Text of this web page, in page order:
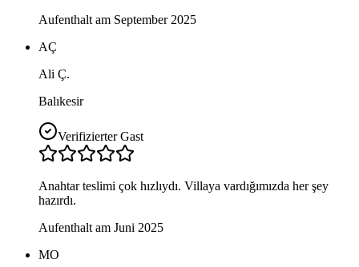
Aufenthalt am September 2025
AÇ
Ali Ç.
Balıkesir
Verifizierter Gast
Anahtar teslimi çok hızlıydı. Villaya vardığımızda her şey
hazırdı.
Aufenthalt am Juni 2025
MO